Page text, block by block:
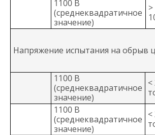
1100 В
(среднеквадратичное
значение)
>
Напряжение испытания на обрыв
1100 В
(среднеквадратичное
значение)
<
1100 В
(среднеквадратичное
значение)
<